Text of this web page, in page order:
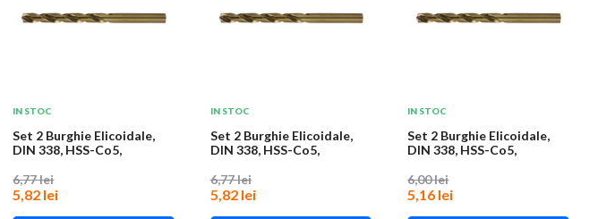
IN STOC
Set 2 Burghie Elicoidale,
DIN 338, HSS-Co5,
6,77 lei
5,82 lei
IN STOC
Set 2 Burghie Elicoidale,
DIN 338, HSS-Co5,
6,77 lei
5,82 lei
IN STOC
Set 2 Burghie Elicoidale,
DIN 338, HSS-Co5,
6,00 lei
5,16 lei